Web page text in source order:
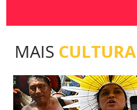
MAIS CULTURA